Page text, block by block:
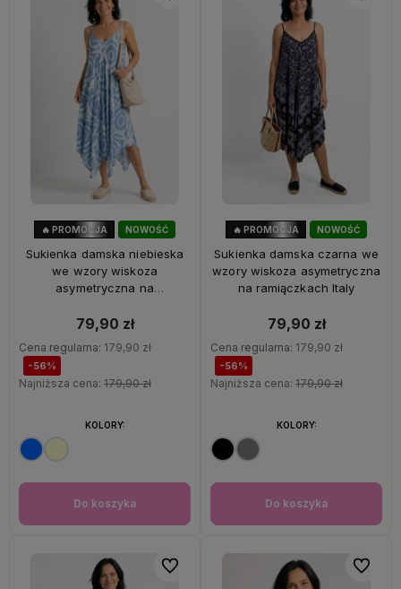
NOWOŚĆ
🔥 PROMOCJA
Sukienka damska niebieska
we wzory wiskoza
asymetryczna na
79,90 zł
Cena regularna: 179,90 zł
-56%
Najniższa cena: 179,90 zł
Do koszyka
KOLORY:
NOWOŚĆ
🔥 PROMOCJA
Sukienka damska czarna we
wzory wiskoza asymetryczna
na ramiączkach Italy
79,90 zł
Cena regularna: 179,90 zł
-56%
Najniższa cena: 179,90 zł
Do koszyka
KOLORY:
Do ulubionych Do